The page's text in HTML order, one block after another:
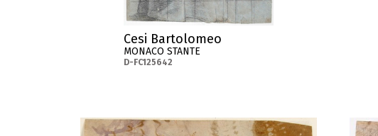
Cesi Bartolomeo
MONACO STANTE
D-FC125642